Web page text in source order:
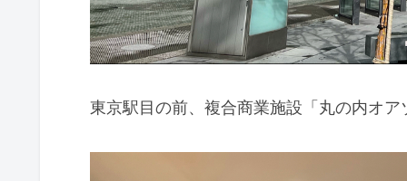
東京駅目の前、複合商業施設「丸の内オア